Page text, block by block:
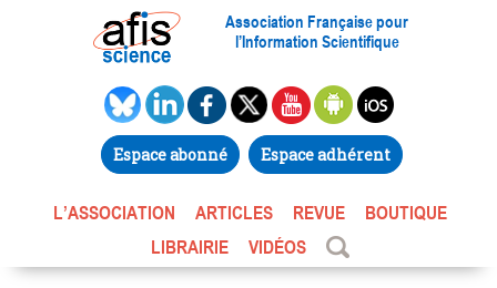
Association Française pour
l’Information Scientifique
Espace abonné Espace adhérent
L’ASSOCIATION ARTICLES REVUE
BOUTIQUE
LIBRAIRIE
VIDÉOS